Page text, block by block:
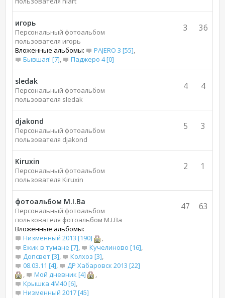
игорь
Персональный фотоальбом
пользователя игорь
Вложенные альбомы:
PAJERO 3 [55],
Бывшая! [7], Паджеро 4 [0]
36
3
sledak
Персональный фотоальбом
пользователя sledak
4
4
djakond
Персональный фотоальбом
пользователя djakond
3
5
Kiruxin
Персональный фотоальбом
пользователя Kiruxin
1
2
фотоальбом M.I.Bа
Персональный фотоальбом
пользователя фотоальбом M.I.Bа
Вложенные альбомы:
Низменный 2013 [190]
,
Ежик в тумане [7]
Кучелиново [16]
Допсвет [3]
Колхоз [3]
08.03.11 [4]
ДР Хабаровск 2013 [22]
Мой дневник [4]
Крышка 4М40 [6],
Низменный 2017 [45]
63
47